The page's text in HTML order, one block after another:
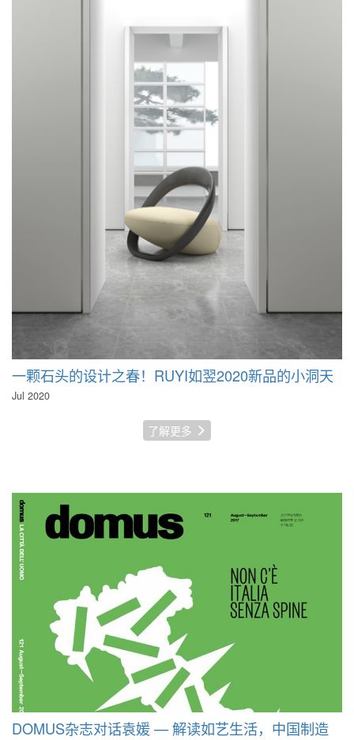
一颗石头的设计之春！RUYI如翌2020新品的小洞天
Jul 2020
了解更多
DOMUS杂志对话袁媛 — 解读如艺生活，中国制造